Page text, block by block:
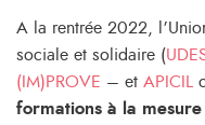
A la rentrée 2022,
sociale et solidaire (
(IM)PROVE – et APICIL
formations à la